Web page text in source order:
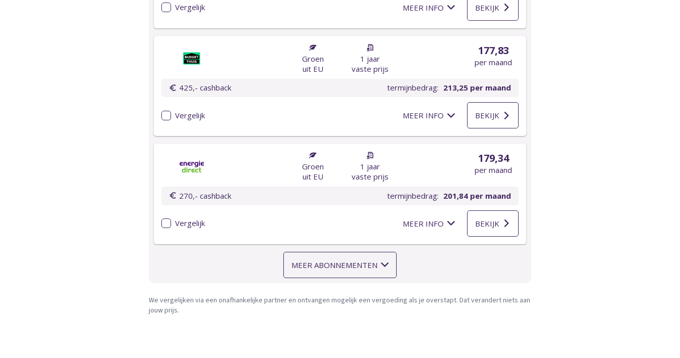
We vergelijken via een onafhankelijke partner en ontvangen mogelijk een vergoeding als je overstapt. Dat verandert niets aan
jouw prijs.